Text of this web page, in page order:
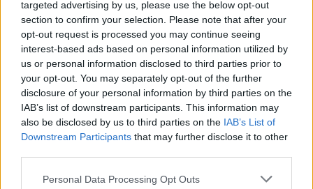
targeted advertising by us, please use the below opt-out
section to confirm your selection. Please note that after your
opt-out request is processed you may continue seeing
interest-based ads based on personal information utilized by
us or personal information disclosed to third parties prior to
your opt-out. You may separately opt-out of the further
disclosure of your personal information by third parties on the
IAB’s list of downstream participants. This information may
also be disclosed by us to third parties on the IAB’s List of
Downstream Participants that may further disclose it to other
Personal Data Processing Opt Outs
végéig pedig tovább nőhet majd a két ország közötti
különbség. A World Economic Forum...
KEDVES OLVASÓNK!
A keresett cikk a portfolio.hu hírarchívumához
tartozik, melynek olvasása előfizetéses
regisztrációhoz kötött.
Az előfizetés a következőket tartalmazza:
Portfolio.hu teljes cikkarchívum